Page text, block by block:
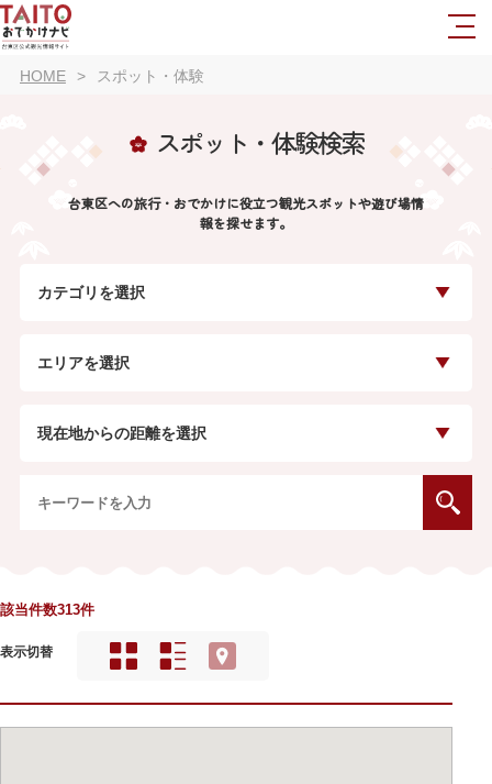
HOME スポット・体験
スポット・体験検索
台東区への旅行・おでかけに役立つ観光スポットや遊び場情
報を探せます。
カテゴリを選択
エリアを選択
現在地からの距離を選択
該当件数313件
表示切替